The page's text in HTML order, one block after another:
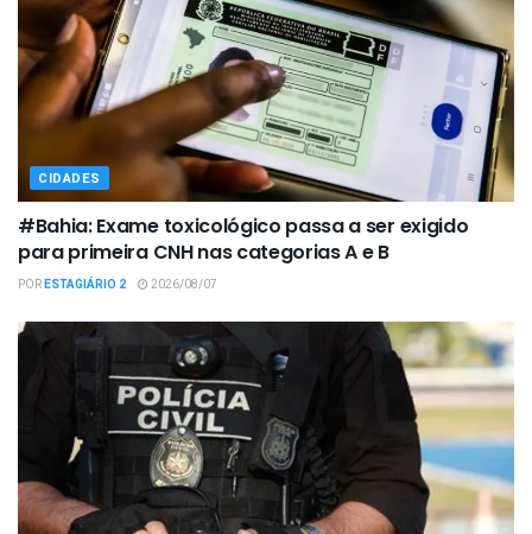
CIDADES
#Bahia: Exame toxicológico passa a ser exigido
para primeira CNH nas categorias A e B
PORESTAGIÁRIO 2 2026/08/07